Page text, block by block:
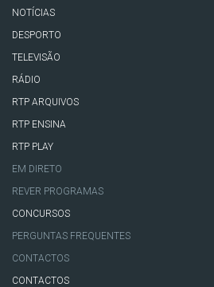
NOTÍCIAS
DESPORTO
TELEVISÃO
RÁDIO
RTP ARQUIVOS
RTP ENSINA
RTP PLAY
EM DIRETO
REVER PROGRAMAS
CONCURSOS
PERGUNTAS FREQUENTES
CONTACTOS
CONTACTOS